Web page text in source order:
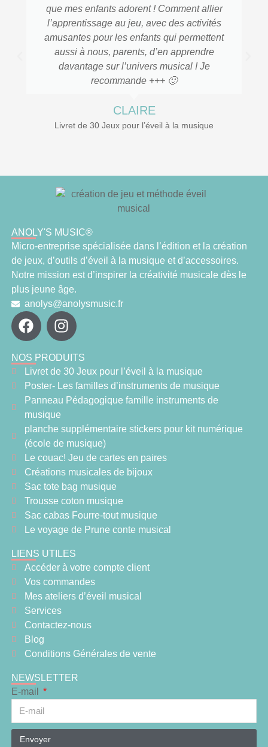
que mes enfants adorent ! Comment allier
l’apprentissage au jeu, avec des activités
amusantes pour les enfants qui permettent
aussi à nous, parents, d’en apprendre
davantage sur l’univers musical ! Je
recommande +++ 🙂
CLAIRE
Livret de 30 Jeux pour l’éveil à la musique
ANOLY'S MUSIC®
Micro-entreprise spécialisée dans l’édition et la création
de jeux, d’outils d’éveil à la musique et d’accessoires.
Notre mission est d’inspirer la créativité musicale dès le
plus jeune âge.
anolys@anolysmusic.fr
NOS PRODUITS
Livret de 30 Jeux pour l’éveil à la musique
Poster- Les familles d’instruments de musique
Panneau Pédagogique famille instruments de
musique
planche supplémentaire stickers pour kit numérique
(école de musique)
Le couac! Jeu de cartes en paires
Créations musicales de bijoux
Sac tote bag musique
Trousse coton musique
Sac cabas Fourre-tout musique
Le voyage de Prune conte musical
LIENS UTILES
Accéder à votre compte client
Vos commandes
Mes ateliers d’éveil musical
Services
Contactez-nous
Blog
Conditions Générales de vente
NEWSLETTER
E-mail
Envoyer